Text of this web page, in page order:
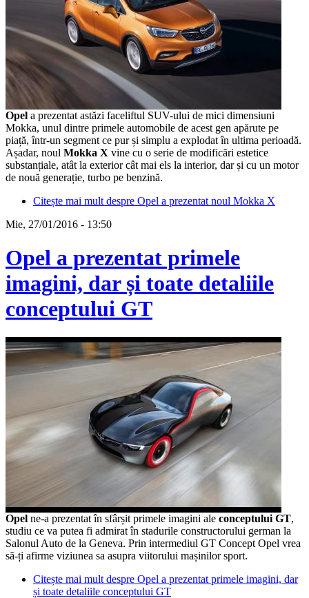
Opel a prezentat astăzi faceliftul SUV-ului de mici dimensiuni
Mokka, unul dintre primele automobile de acest gen apărute pe
piață, într-un segment ce pur și simplu a explodat în ultima perioadă.
Așadar, noul Mokka X vine cu o serie de modificări estetice
substanțiale, atât la exterior cât mai els la interior, dar și cu un motor
de nouă generație, turbo pe benzină.
Citește mai mult despre Opel a prezentat noul Mokka X
Mie, 27/01/2016 - 13:50
Opel a prezentat primele
imagini, dar și toate detaliile
conceptului GT
Opel ne-a prezentat în sfârșit primele imagini ale conceptului GT,
studiu ce va putea fi admirat în stadurile constructorului german la
Salonul Auto de la Geneva. Prin intermediul GT Concept Opel vrea
să-ți afirme viziunea sa asupra viitorului mașinilor sport.
Citește mai mult despre Opel a prezentat primele imagini, dar
și toate detaliile conceptului GT